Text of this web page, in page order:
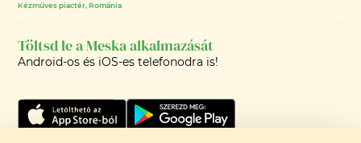
Kézműves piactér, Románia
Töltsd le a Meska alkalmazását
Android-os és iOS-es telefonodra is!